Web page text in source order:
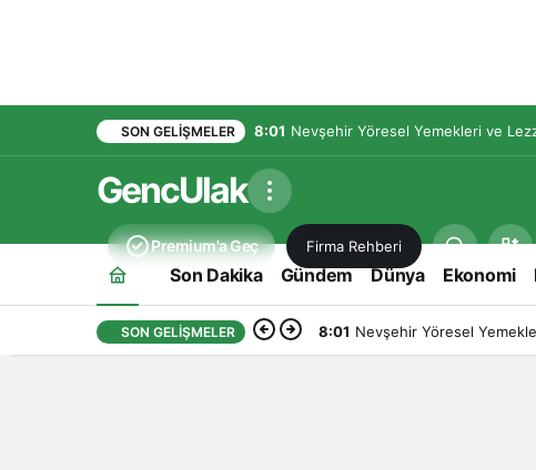
SON GELIŞMELER 8:01 Nevşehir Yöresel Yemekleri ve
GencUlak
Premium'a Geç Firma Rehberi
Son Dakika Gündem Dünya Ekonomi
SON GELIŞMELER 8:01 Nevşehir Yöresel